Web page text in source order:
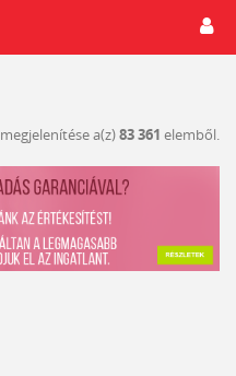
megjelenítése a(z)83 361 elemből.